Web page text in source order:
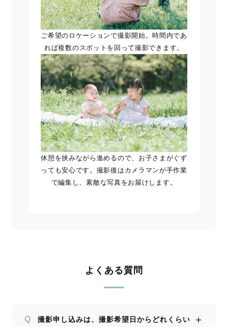
ご希望のロケーションで撮影開始。時間内であ
れば複数のスポットを回って撮影できます。
休憩を挟みながら進めるので、お子さまがぐず
っても安心です。撮影後はカメラマンが手作業
で編集し、素敵な写真をお届けします。
よくある質問
Q
撮影申し込みは、撮影希望日からどれくらい
＋